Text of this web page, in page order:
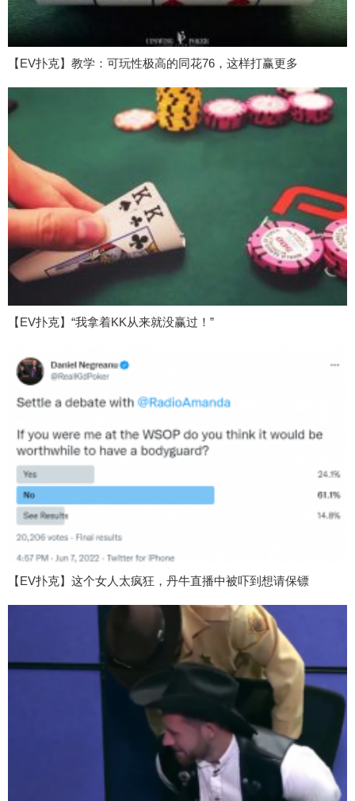
【EV扑克】教学：可玩性极高的同花76，这样打赢更多
【EV扑克】“我拿着KK从来就没赢过！”
【EV扑克】这个女人太疯狂，丹牛直播中被吓到想请保镖